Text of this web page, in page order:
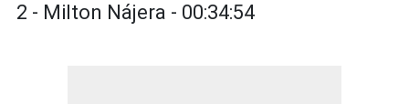
2 - Milton Nájera - 00:34:54